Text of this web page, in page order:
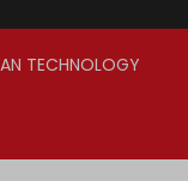
TECHNOLOGY